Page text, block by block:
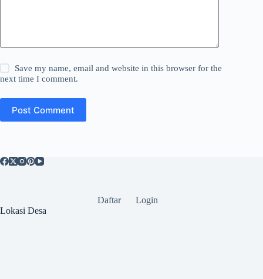
Save my name, email and website in this browser for the
next time I comment.
Post Comment
Daftar
Login
Lokasi Desa